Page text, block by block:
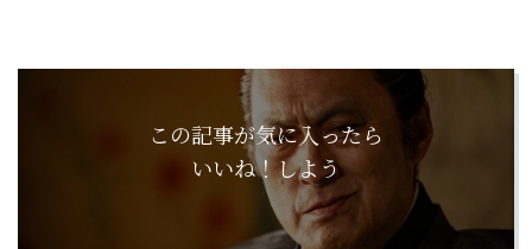
この記事が気に入ったら
いいね！しよう